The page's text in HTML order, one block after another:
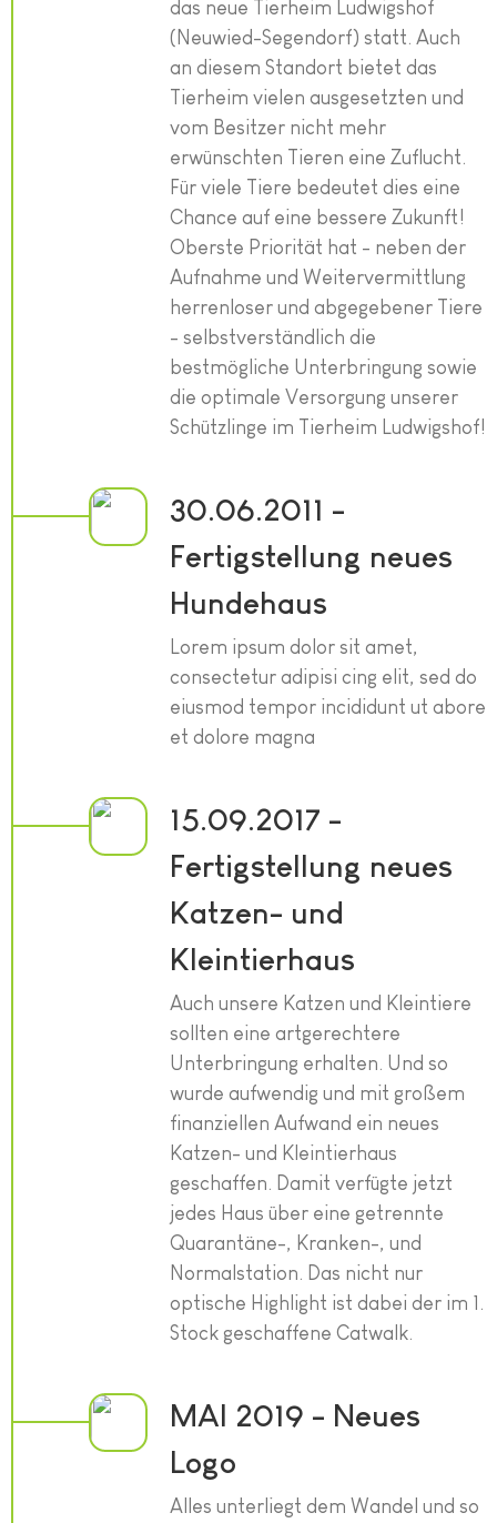
das neue Tierheim Ludwigshof
(Neuwied-Segendorf) statt. Auch
an diesem Standort bietet das
Tierheim vielen ausgesetzten und
vom Besitzer nicht mehr
erwünschten Tieren eine Zuflucht.
Für viele Tiere bedeutet dies eine
Chance auf eine bessere Zukunft!
Oberste Priorität hat - neben der
Aufnahme und Weitervermittlung
herrenloser und abgegebener Tiere
- selbstverständlich die
bestmögliche Unterbringung sowie
die optimale Versorgung unserer
Schützlinge im Tierheim Ludwigshof!
30.06.2011 -
Fertigstellung neues
Hundehaus
Lorem ipsum dolor sit amet,
consectetur adipisi cing elit, sed do
eiusmod tempor incididunt ut abore
et dolore magna
15.09.2017 -
Fertigstellung neues
Katzen- und
Kleintierhaus
Auch unsere Katzen und Kleintiere
sollten eine artgerechtere
Unterbringung erhalten. Und so
wurde aufwendig und mit großem
finanziellen Aufwand ein neues
Katzen- und Kleintierhaus
geschaffen. Damit verfügte jetzt
jedes Haus über eine getrennte
Quarantäne-, Kranken-, und
Normalstation. Das nicht nur
optische Highlight ist dabei der im 1.
Stock geschaffene Catwalk.
MAI 2019 - Neues
Logo
Alles unterliegt dem Wandel und so